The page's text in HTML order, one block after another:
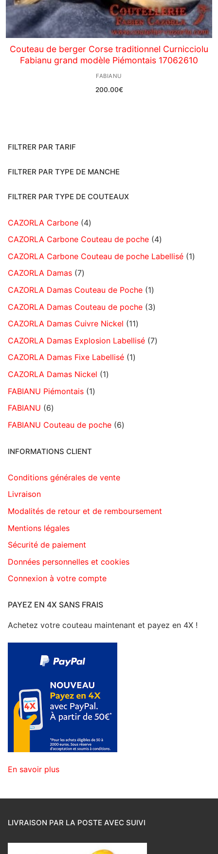
Couteau de berger Corse traditionnel Curnicciolu
Fabianu grand modèle Piémontais 17062610
FABIANU
200.00€
FILTRER PAR TARIF
FILTRER PAR TYPE DE MANCHE
FILTRER PAR TYPE DE COUTEAUX
CAZORLA Carbone 4
CAZORLA Carbone Couteau de poche 4
CAZORLA Carbone Couteau de poche Labellisé 1
CAZORLA Damas 7
CAZORLA Damas Couteau de Poche 1
CAZORLA Damas Couteau de poche 3
CAZORLA Damas Cuivre Nickel
11
CAZORLA Damas Explosion Labellisé 7
CAZORLA Damas Fixe Labellisé 1
CAZORLA Damas Nickel
1
FABIANU Piémontais 1
FABIANU
6
FABIANU Couteau de poche 6
INFORMATIONS CLIENT
Conditions générales de vente
Livraison
Modalités de retour et de remboursement
Mentions légales
Sécurité de paiement
Données personnelles et cookies
Connexion à votre compte
PAYEZ EN 4X SANS FRAIS
Achetez votre couteau maintenant et payez en 4X !
En savoir plus
LIVRAISON PAR LA POSTE AVEC SUIVI